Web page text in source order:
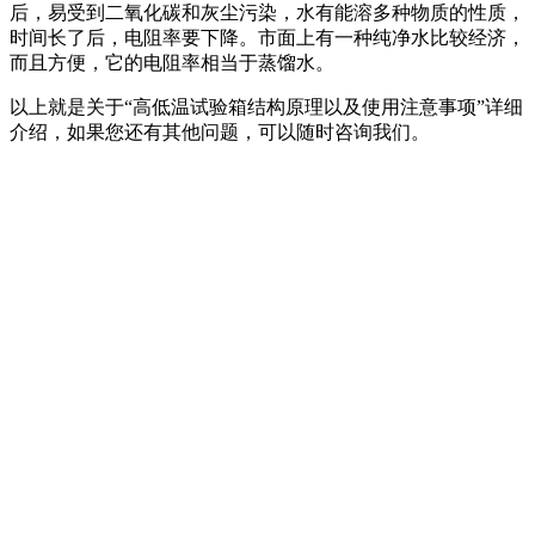
后，易受到二氧化碳和灰尘污染，水有能溶多种物质的性质，
时间长了后，电阻率要下降。市面上有一种纯净水比较经济，
而且方便，它的电阻率相当于蒸馏水。
以上就是关于“高低温试验箱结构原理以及使用注意事项”详细
介绍，如果您还有其他问题，可以随时咨询我们。